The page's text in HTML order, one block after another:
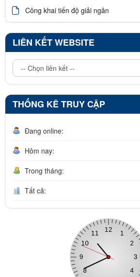
Công khai tiến độ giải ngân
LIÊN KẾT WEBSITE
THỐNG KÊ TRUY CẬP
Đang online:
Hôm nay:
Trong tháng:
Tất cả: